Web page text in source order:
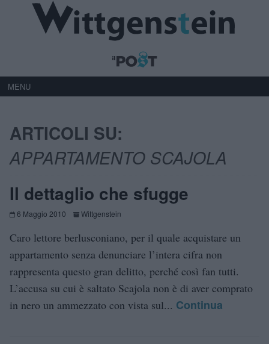
MENU
ARTICOLI SU:
APPARTAMENTO SCAJOLA
Il dettaglio che sfugge
6 Maggio 2010 Wittgenstein
Caro lettore berlusconiano, per il quale acquistare un
appartamento senza denunciare l’intera cifra non
rappresenta questo gran delitto, perché così fan tutti.
L’accusa su cui è saltato Scajola non è di aver comprato
in nero un ammezzato con vista sul... Continua